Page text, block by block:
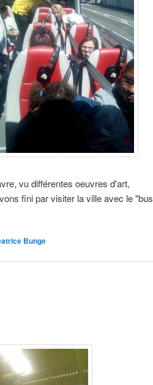
vu différentes oeuvres d'art,
fini par visiter la ville avec le "bus
Bunge